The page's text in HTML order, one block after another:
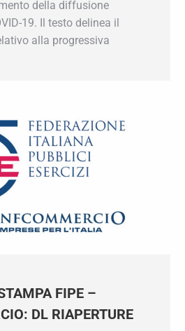
esigenze di
dell’epidemia da
il cronoprogramma
eliminazione delle…
FIPE –
DL RIAPERTURE
Newsletter!
su tutte le
che Confcommercio
indirizzo e-mail